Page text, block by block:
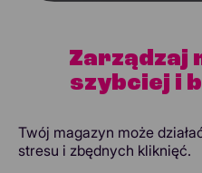
Zarządzaj
szybciej i
Twój magazyn może
stresu i zbędnych kliknięć.